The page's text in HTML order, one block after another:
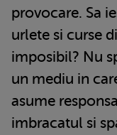
provocare. Sa
urlete si curse
imposibil? Nu
un mediu in
asume
imbracatul si